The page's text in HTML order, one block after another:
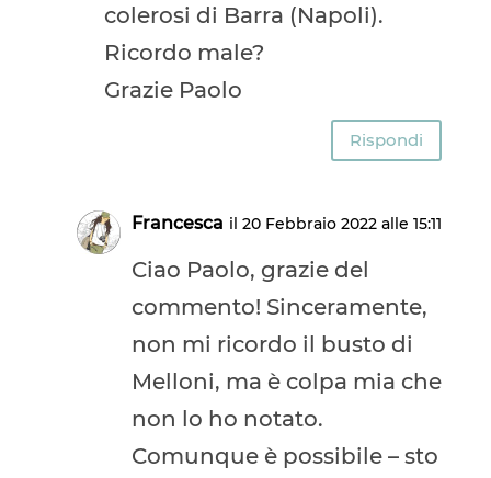
colerosi di Barra (Napoli).
Ricordo male?
Grazie Paolo
Rispondi
Francesca il 20 Febbraio 2022 alle 15:11
Ciao Paolo, grazie del
commento! Sinceramente,
non mi ricordo il busto di
Melloni, ma è colpa mia che
non lo ho notato.
Comunque è possibile – sto